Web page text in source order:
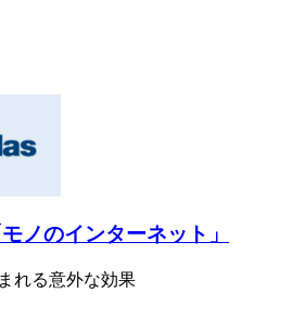
ノのインターネット」
れる意外な効果